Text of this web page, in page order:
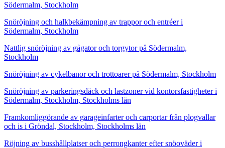
Södermalm, Stockholm
Snöröjning och halkbekämpning av trappor och entréer i
Södermalm, Stockholm
Nattlig snöröjning av gågator och torgytor på Södermalm,
Stockholm
Snöröjning av cykelbanor och trottoarer på Södermalm, Stockholm
Snöröjning av parkeringsdäck och lastzoner vid kontorsfastigheter i
Södermalm, Stockholm, Stockholms län
Framkomliggörande av garageinfarter och carportar från plogvallar
och is i Gröndal, Stockholm, Stockholms län
Röjning av busshållplatser och perrongkanter efter snöoväder i